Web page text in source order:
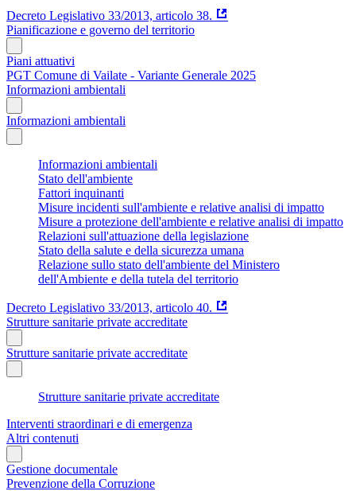
Decreto Legislativo 33/2013, articolo 38.
Pianificazione e governo del territorio
Piani attuativi
PGT Comune di Vailate - Variante Generale 2025
Informazioni ambientali
Informazioni ambientali
Informazioni ambientali
Stato dell'ambiente
Fattori inquinanti
Misure incidenti sull'ambiente e relative analisi di impatto
Misure a protezione dell'ambiente e relative analisi di impatto
Relazioni sull'attuazione della legislazione
Stato della salute e della sicurezza umana
Relazione sullo stato dell'ambiente del Ministero
dell'Ambiente e della tutela del territorio
Decreto Legislativo 33/2013, articolo 40.
Strutture sanitarie private accreditate
Strutture sanitarie private accreditate
Strutture sanitarie private accreditate
Interventi straordinari e di emergenza
Altri contenuti
Gestione documentale
Prevenzione della Corruzione